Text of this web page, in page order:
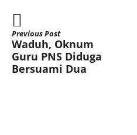
Previous Post
Waduh, Oknum
Guru PNS Diduga
Bersuami Dua